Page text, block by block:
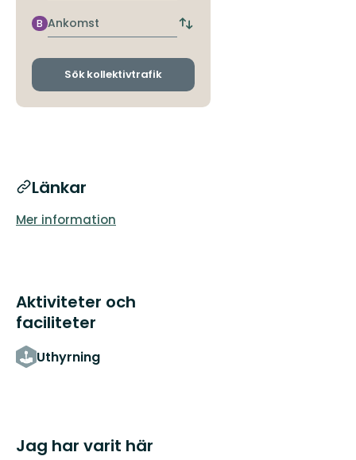
hållplats
Ankomst
B
Byt
och
Sök kollektivtrafik
Länkar
Mer information
Aktiviteter och
faciliteter
Uthyrning
Jag har varit här